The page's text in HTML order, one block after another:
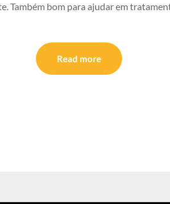
Também bom para ajudar em
Read more